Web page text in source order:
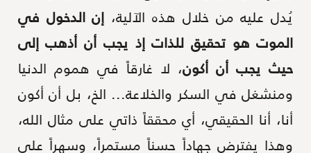
يُدل عليه من خلال هذه الآلية، إن الدخول في
الموت هو تحقيق للذات إذ يجب أن أذهب إلى
حيث يجب أن أكون، لا غارقاً في هموم الدنيا
ومنشغل في السكر والخلاعة... الخ، بل أن أكون
أنا، أنا الحقيقي، أي محققاً ذاتي على مثال الله،
وهذا يفترض جهاداً حسناً مستمراً، وسهراً على